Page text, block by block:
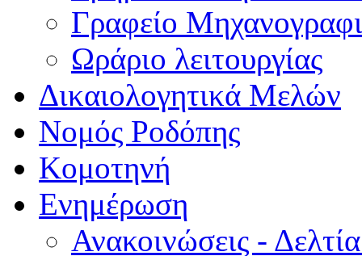
Γραφείο
Ωράριο λειτουργίας
Δικαιολογητικά Μελών
Νομός Ροδόπης
Κομοτηνή
Ενημέρωση
Ανακοινώσεις -